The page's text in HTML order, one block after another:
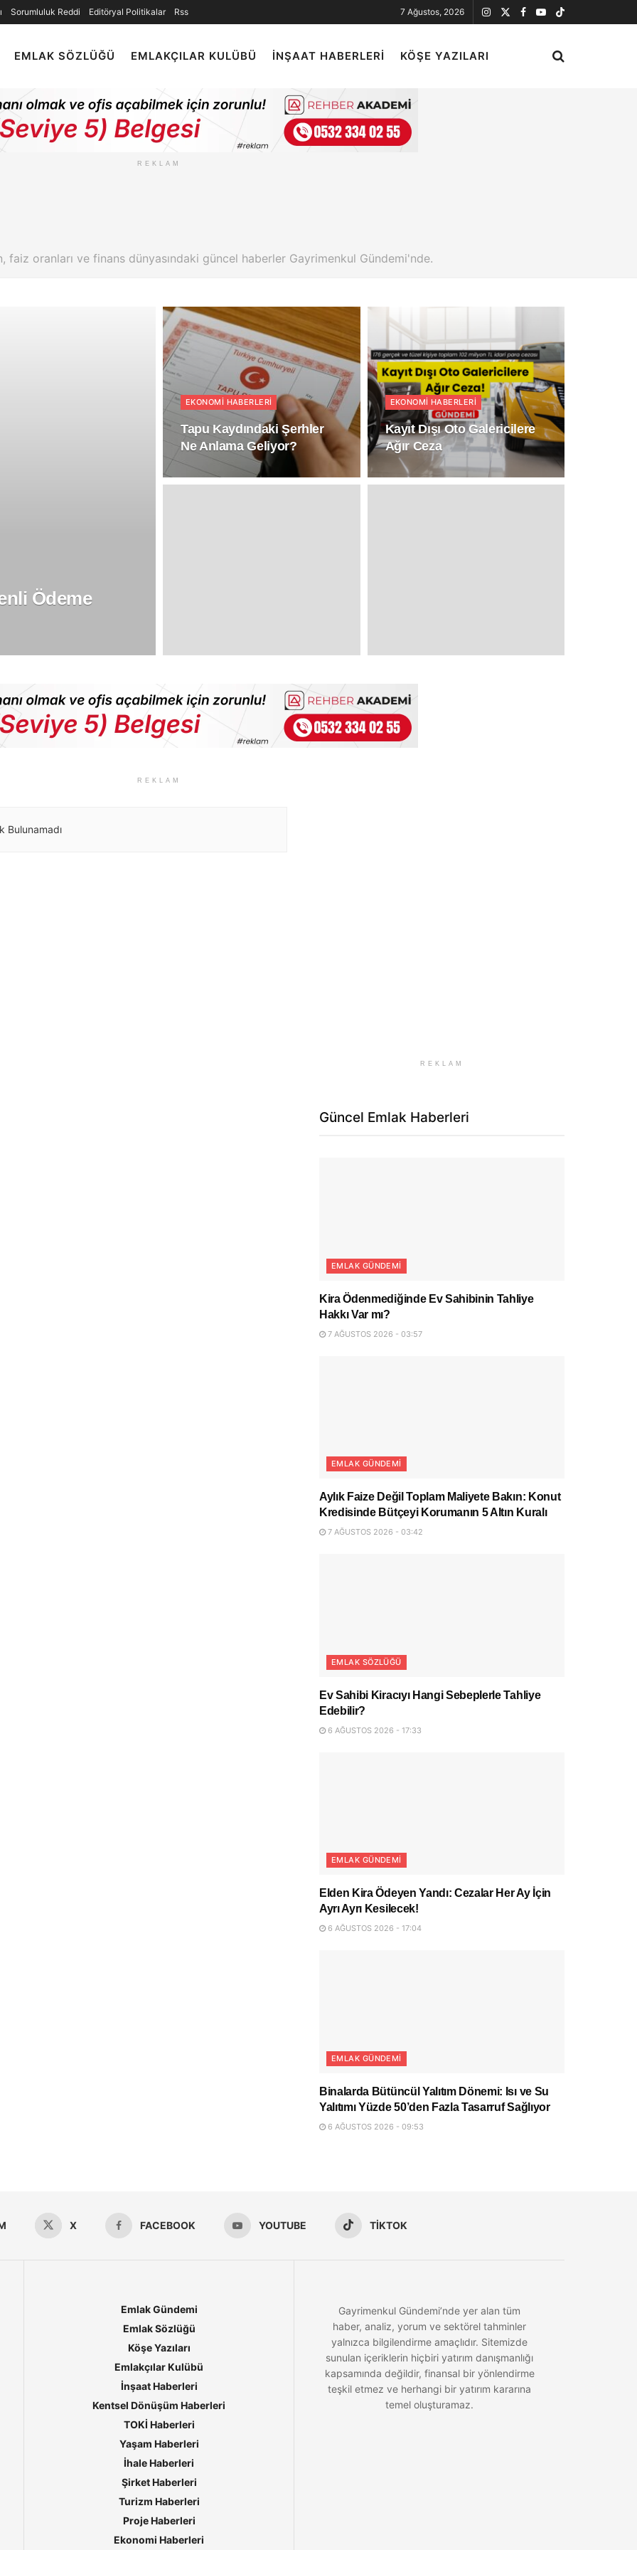
Sorumluluk Reddi Editöryal Politikalar Rss 7 Ağustos, 2026
EMLAK SÖZLÜĞÜ EMLAKÇILAR KULÜBÜ İNŞAAT HABERLERI KÖŞE YAZILARI
REKLAM
oranları ve finans dünyasındaki güncel haberler Gayrimenkul Gündemi'nde.
Ödeme
EKONOMI HABERLERI
Tapu Kaydındaki Şerhler
Ne Anlama Geliyor?
EKONOMI HABERLERI
Kayıt Dışı Oto Galericilere
Ağır Ceza
REKLAM
Bulunamadı
REKLAM
Güncel Emlak Haberleri
EMLAK GÜNDEMI
Kira Ödenmediğinde Ev Sahibinin Tahliye
Hakkı Var mı?
7 AĞUSTOS 2026 - 03:57
EMLAK GÜNDEMI
Aylık Faize Değil Toplam Maliyete Bakın: Konut
Kredisinde Bütçeyi Korumanın 5 Altın Kuralı
7 AĞUSTOS 2026 - 03:42
EMLAK SÖZLÜĞÜ
Ev Sahibi Kiracıyı Hangi Sebeplerle Tahliye
Edebilir?
6 AĞUSTOS 2026 - 17:33
EMLAK GÜNDEMI
Elden Kira Ödeyen Yandı: Cezalar Her Ay İçin
Ayrı Ayrı Kesilecek!
6 AĞUSTOS 2026 - 17:04
EMLAK GÜNDEMI
Binalarda Bütüncül Yalıtım Dönemi: Isı ve Su
Yalıtımı Yüzde 50’den Fazla Tasarruf Sağlıyor
6 AĞUSTOS 2026 - 09:53
X FACEBOOK YOUTUBE TIKTOK
Emlak Gündemi
Emlak Sözlüğü
Köşe Yazıları
Emlakçılar Kulübü
İnşaat Haberleri
Kentsel Dönüşüm Haberleri
TOKİ Haberleri
Yaşam Haberleri
İhale Haberleri
Şirket Haberleri
Turizm Haberleri
Proje Haberleri
Ekonomi Haberleri
Gayrimenkul Gündemi’nde yer alan tüm
haber, analiz, yorum ve sektörel tahminler
yalnızca bilgilendirme amaçlıdır. Sitemizde
sunulan içeriklerin hiçbiri yatırım danışmanlığı
kapsamında değildir, finansal bir yönlendirme
teşkil etmez ve herhangi bir yatırım kararına
temel oluşturamaz.